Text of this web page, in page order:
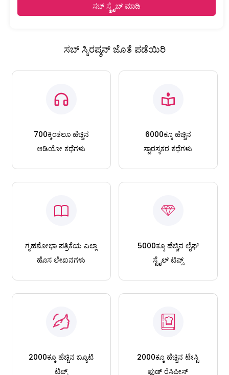
ಸಬ್ ಸ್ಕ್ರೈಬ್ ಮಾಡಿ
ಸಬ್ ಸ್ಕಿರಪ್ಶನ್ ಜೊತೆ ಪಡೆಯಿರಿ
700ಕ್ಕಿಂತಲೂ ಹೆಚ್ಚಿನ
ಆಡಿಯೋ ಕಥೆಗಳು
6000ಕ್ಕೂ ಹೆಚ್ಚಿನ
ಸ್ವಾರಸ್ಯಕರ ಕಥೆಗಳು
ಗೃಹಶೋಭಾ ಪತ್ರಿಕೆಯ ಎಲ್ಲಾ
ಹೊಸ ಲೇಖನಗಳು
5000ಕ್ಕೂ ಹೆಚ್ಚಿನ ಲೈಫ್
ಸ್ಟೈಲ್ ಟಿಪ್ಸ್
2000ಕ್ಕೂ ಹೆಚ್ಚಿನ ಬ್ಯೂಟಿ
ಟಿಪ್ಸ್
2000ಕ್ಕೂ ಹೆಚ್ಚಿನ ಟೇಸ್ಟಿ
ಫುಡ್ ರೆಸಿಪೀಸ್